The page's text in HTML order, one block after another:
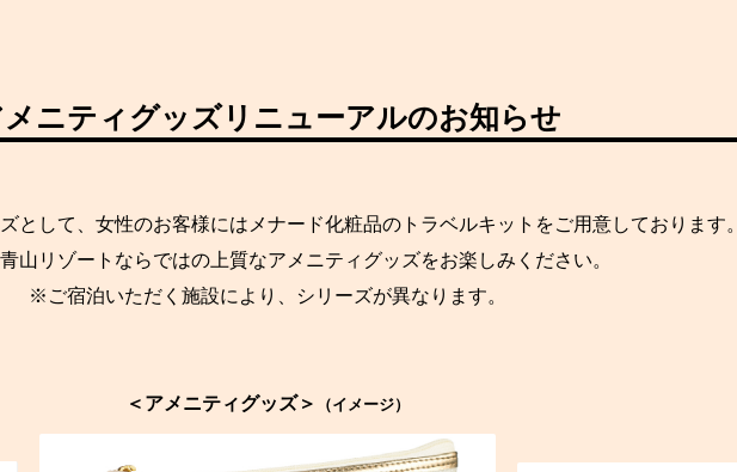
ニティグッズリニューアルのお知らせ
として、女性のお客様にはメナード化粧品のトラベルキットをご用意しております。
山リゾートならではの上質なアメニティグッズをお楽しみください。
※ご宿泊いただく施設により、シリーズが異なります。
＜アメニティグッズ＞ （イメージ）